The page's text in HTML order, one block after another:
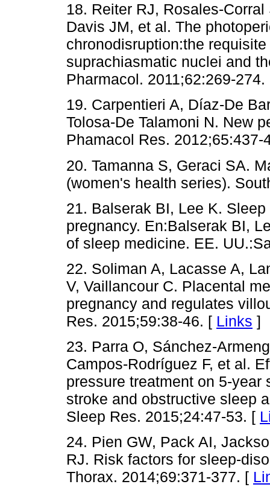
18. Reiter RJ, Rosales-
Davis JM, et al. The
chronodisruption:the
suprachiasmatic nuclei and
Pharmacol. 2011;62:269-
19. Carpentieri A, Díaz-De
Tolosa-De Talamoni N. New
Phamacol Res.
20. Tamanna S, Geraci SA.
(women's health series).
21. Balserak BI, Lee K.
pregnancy. En:Balserak BI,
of sleep medicine. EE.
22. Soliman A, Lacasse A,
V, Vaillancour C. Placental
pregnancy and regulates
Res. 2015;59:38-46. [ Links ]
23. Parra O, Sánchez-
Campos-Rodríguez F, et al.
pressure treatment on 5-
stroke and obstructive sleep
Sleep Res. 2015;24:47-53. [
24. Pien GW, Pack AI,
RJ. Risk factors for sleep-
Thorax. 2014;69:371-377. [